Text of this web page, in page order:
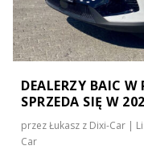
DEALERZY BAIC
SPRZEDA SIĘ W
przezŁukasz z Dixi-Car |
Car